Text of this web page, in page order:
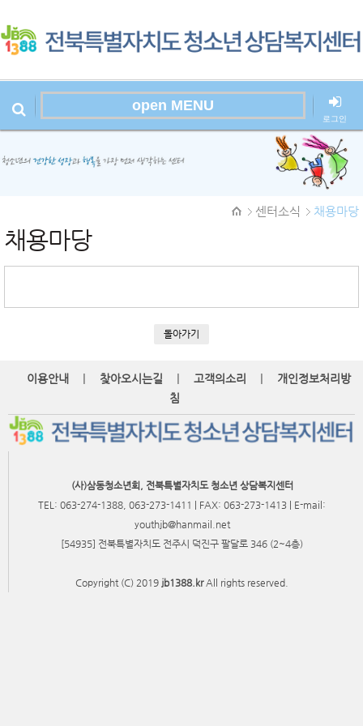
open MENU
로그인
센터소식
채용마당
채용마당
돌아가기
이용안내 | 찾아오시는길 | 고객의소리 |
개인정보처리방
침
(사)삼동청소년회, 전북특별자치도 청소년 상담복지센터
TEL: 063-274-1388, 063-273-1411 | FAX: 063-273-1413 | E-mail:
youthjb@hanmail.net
[54935] 전북특별자치도 전주시 덕진구 팔달로 346 (2~4층)
Copyright (C) 2019 jb1388.krAll rights reserved.